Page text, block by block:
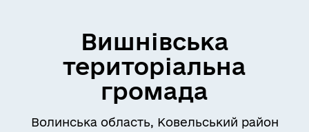
Вишнівська
територіальна
громада
Волинська область, Ковельський район